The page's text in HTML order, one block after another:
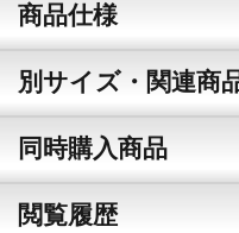
商品仕様
別サイズ・関連商
同時購入商品
閲覧履歴